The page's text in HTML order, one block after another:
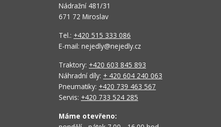
Nádražní 481/31
671 72 Miroslav
Tel.: +420 515 333 086
E-mail: nejedly@nejedly.cz
Traktory: +420 603 845 893
Náhradní díly: + 420 604 240 063
Pneumatiky: +420 739 463 567
Servis: +420 733 524 285
Máme otevřeno: